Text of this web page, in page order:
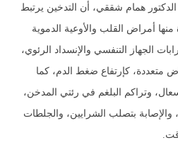
همام شققي، أن التدخين يرتبط
أمراض القلب والأوعية الدموية
الجهاز التنفسي والإنسداد الرئوي،
كإرتفاع ضغط الدم، كما
وتراكم البلغم في رئتي المدخن،
بتصلب الشرايين، والجلطات